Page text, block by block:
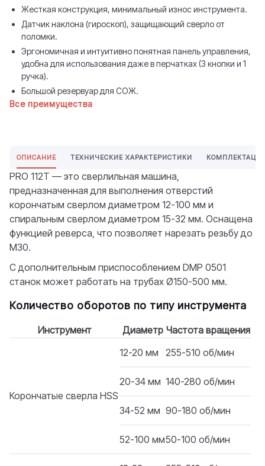
Жесткая конструкция, минимальный износ инструмента.
Датчик наклона (гироскоп), защищающий сверло от
поломки.
Эргономичная и интуитивно понятная панель управления,
удобна для использования даже в перчатках (3 кнопки и 1
ручка).
Большой резервуар для СОЖ.
Все преимущества
ОПИСАНИЕ ТЕХНИЧЕСКИЕ ХАРАКТЕРИСТИКИ
PRO 112Т — это сверлильная машина,
предназначенная для выполнения отверстий
корончатым сверлом диаметром 12-100 мм и
спиральным сверлом диаметром 15-32 мм. Оснащена
функцией реверса, что позволяет нарезать резьбу до
М30.
С дополнительным приспособлением DMP 0501
станок может работать на трубах Ø150-500 мм.
Количество оборотов по типу инструмента
Инструмент Диаметр Частота вращения
Корончатые сверла HSS
12-20 мм 255-510 об/мин
20-34 мм 140-280 об/мин
34-52 мм 90-180 об/мин
52-100 мм50-100 об/мин